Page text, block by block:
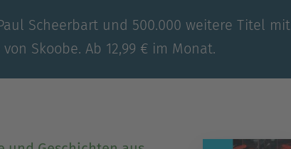
Scheerbart und 500.000 weitere Titel mit
Skoobe. Ab 12,99 € im Monat.